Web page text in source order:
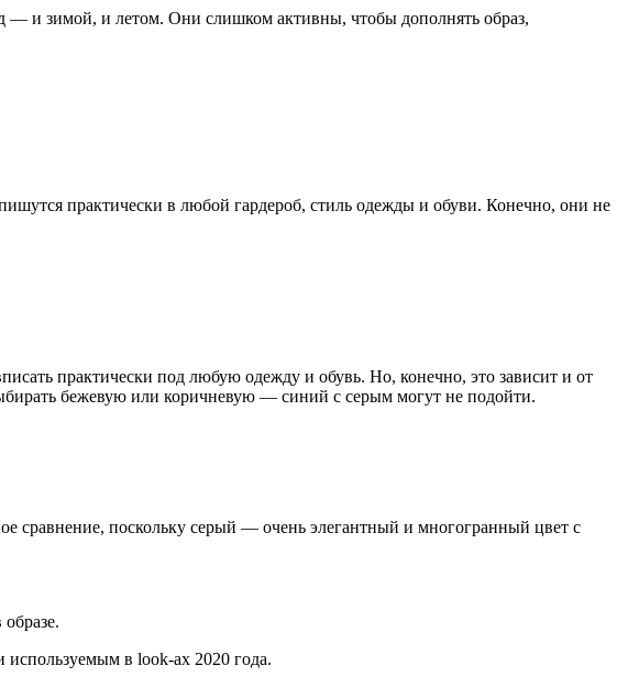
— и зимой, и летом. Они слишком активны, чтобы дополнять образ,
практически в любой гардероб, стиль одежды и обуви. Конечно, они не
практически под любую одежду и обувь. Но, конечно, это зависит и от
бежевую или коричневую — синий с серым могут не подойти.
сравнение, поскольку серый — очень элегантный и многогранный цвет с
в look-ах 2020 года.